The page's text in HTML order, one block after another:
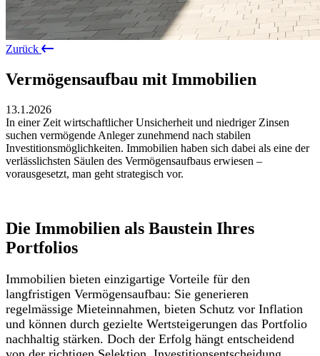
Zurück
Vermögensaufbau mit Immobilien
13.1.2026
In einer Zeit wirtschaftlicher Unsicherheit und niedriger Zinsen
suchen vermögende Anleger zunehmend nach stabilen
Investitionsmöglichkeiten. Immobilien haben sich dabei als eine der
verlässlichsten Säulen des Vermögensaufbaus erwiesen –
vorausgesetzt, man geht strategisch vor.
Die Immobilien als Baustein Ihres
Portfolios
Immobilien bieten einzigartige Vorteile für den
langfristigen Vermögensaufbau: Sie generieren
regelmässige Mieteinnahmen, bieten Schutz vor Inflation
und können durch gezielte Wertsteigerungen das Portfolio
nachhaltig stärken. Doch der Erfolg hängt entscheidend